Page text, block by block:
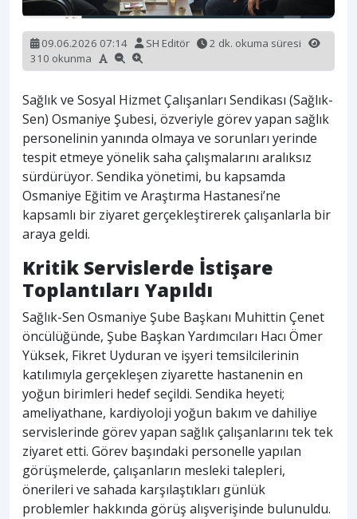
09.06.2026 07:14 SH Editör
2 dk. okuma süresi
310 okunma
Sağlık ve Sosyal Hizmet Çalışanları Sendikası (Sağlık-
Sen) Osmaniye Şubesi, özveriyle görev yapan sağlık
personelinin yanında olmaya ve sorunları yerinde
tespit etmeye yönelik saha çalışmalarını aralıksız
sürdürüyor. Sendika yönetimi, bu kapsamda
Osmaniye Eğitim ve Araştırma Hastanesi’ne
kapsamlı bir ziyaret gerçekleştirerek çalışanlarla bir
araya geldi.
Kritik Servislerde İstişare
Toplantıları Yapıldı
Sağlık-Sen Osmaniye Şube Başkanı Muhittin Çenet
öncülüğünde, Şube Başkan Yardımcıları Hacı Ömer
Yüksek, Fikret Uyduran ve işyeri temsilcilerinin
katılımıyla gerçekleşen ziyarette hastanenin en
yoğun birimleri hedef seçildi. Sendika heyeti;
ameliyathane, kardiyoloji yoğun bakım ve dahiliye
servislerinde görev yapan sağlık çalışanlarını tek tek
ziyaret etti. Görev başındaki personelle yapılan
görüşmelerde, çalışanların mesleki talepleri,
önerileri ve sahada karşılaştıkları günlük
problemler hakkında görüş alışverişinde bulunuldu.